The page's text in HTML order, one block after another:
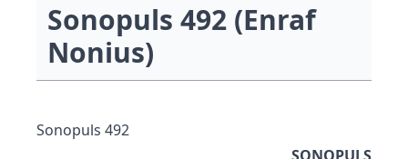
Sonopuls 492 (Enraf
Nonius)
Sonopuls 492